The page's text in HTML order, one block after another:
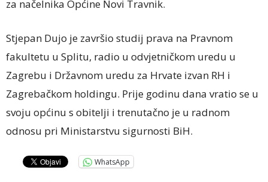
za načelnika Općine Novi Travnik.
Stjepan Dujo je završio studij prava na Pravnom
fakultetu u Splitu, radio u odvjetničkom uredu u
Zagrebu i Državnom uredu za Hrvate izvan RH i
Zagrebačkom holdingu. Prije godinu dana vratio se u
svoju općinu s obitelji i trenutačno je u radnom
odnosu pri Ministarstvu sigurnosti BiH.
WhatsApp